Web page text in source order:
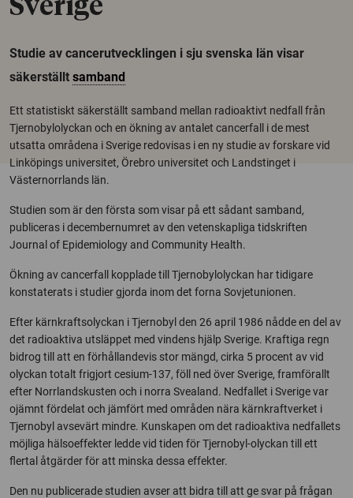
Sverige
Studie av cancerutvecklingen i sju svenska län visar
säkerställt samband
Ett statistiskt säkerställt samband mellan radioaktivt nedfall från
Tjernobylolyckan och en ökning av antalet cancerfall i de mest
utsatta områdena i Sverige redovisas i en ny studie av forskare vid
Linköpings universitet, Örebro universitet och Landstinget i
Västernorrlands län.
Studien som är den första som visar på ett sådant samband,
publiceras i decembernumret av den vetenskapliga tidskriften
Journal of Epidemiology and Community Health.
Ökning av cancerfall kopplade till Tjernobylolyckan har tidigare
konstaterats i studier gjorda inom det forna Sovjetunionen.
Efter kärnkraftsolyckan i Tjernobyl den 26 april 1986 nådde en del av
det radioaktiva utsläppet med vindens hjälp Sverige. Kraftiga regn
bidrog till att en förhållandevis stor mängd, cirka 5 procent av vid
olyckan totalt frigjort cesium-137, föll ned över Sverige, framförallt
efter Norrlandskusten och i norra Svealand. Nedfallet i Sverige var
ojämnt fördelat och jämfört med områden nära kärnkraftverket i
Tjernobyl avsevärt mindre. Kunskapen om det radioaktiva nedfallets
möjliga hälsoeffekter ledde vid tiden för Tjernobyl-olyckan till ett
flertal åtgärder för att minska dessa effekter.
Den nu publicerade studien avser att bidra till att ge svar på frågan